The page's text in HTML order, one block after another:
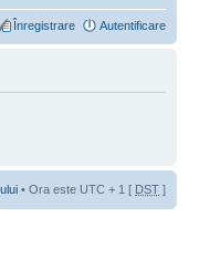
Înregistrare Autentificare
• Ora este UTC + 1 [ DST ]